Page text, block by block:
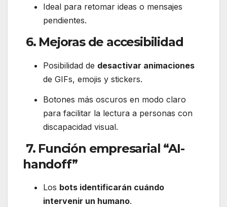
Ideal para retomar ideas o mensajes
pendientes.
6. Mejoras de accesibilidad
Posibilidad de desactivar animaciones
de GIFs, emojis y stickers.
Botones más oscuros en modo claro
para facilitar la lectura a personas con
discapacidad visual.
7. Función empresarial “AI-
handoff”
Los bots identificarán cuándo
intervenir un humano.